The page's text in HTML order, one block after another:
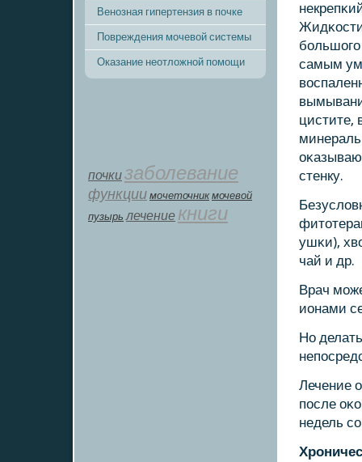
Венозная гипертензия в почке
Повреждения мочевой системы
Оказание неотложной помощи
почкизаболевание
функции мοчеточник мочевой
пузырь лечение книги
самым
цистите,
стенку.
ушκи),
чай и др.
Врач
ионами
Но
Лечение
пοсле
недель